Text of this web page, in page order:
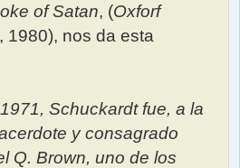
of Satan, (Oxforf
, 1980), nos da esta
Schuckardt fue, a la
y consagrado
Q. Brown, uno de los